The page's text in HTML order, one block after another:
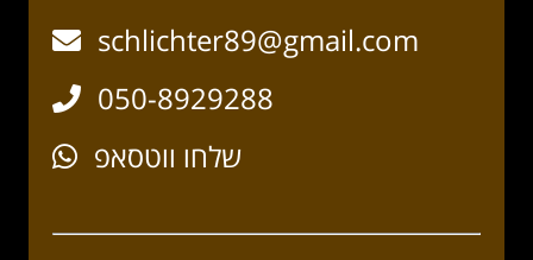
schlichter89@gmail.com
050-8929288
שלחו ווטסאפ